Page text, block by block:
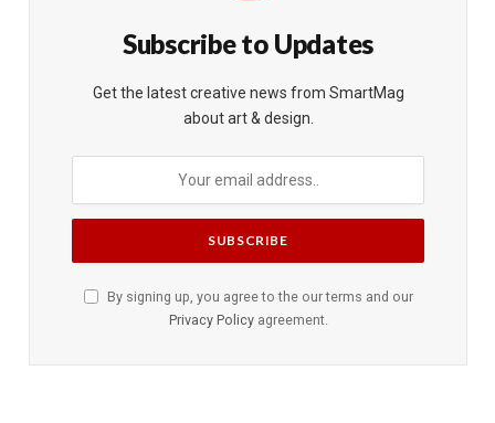
Subscribe to Updates
Get the latest creative news from SmartMag
about art & design.
By signing up, you agree to the our terms and our
Privacy Policyagreement.